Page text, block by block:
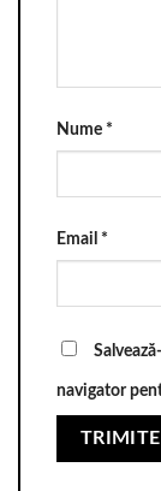
Nume *
Email *
navigator